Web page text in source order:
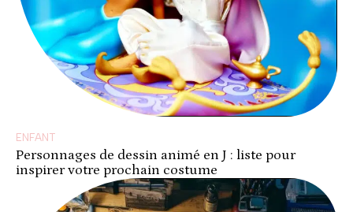
ENFANT
Personnages de dessin animé en J : liste pour
inspirer votre prochain costume